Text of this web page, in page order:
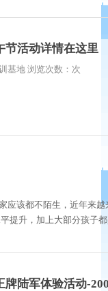
节活动详情在这里
基地 浏览次数：次
应该都不陌生，近年来
提升，加上大部分孩子
牌陆军体验活动-